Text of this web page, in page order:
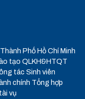
Phố Hồ Chí Minh
tạo QLKH&HTQT
tác Sinh viên
chính Tổng hợp
vụ